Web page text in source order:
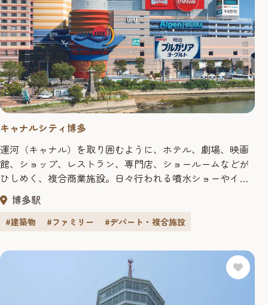
キャナルシティ博多
運河（キャナル）を取り囲むように、ホテル、劇場、映画
館、ショップ、レストラン、専門店、ショールームなどが
ひしめく、複合商業施設。日々行われる噴水ショーやイベ
ントの他、ショッピングに、レジャーに、そしてグルメに
と、ここに来ればとにかく退屈することなし！海外からの
観光客も多い福岡観光では人気のスポットだ。 買う キャナ
設。ファッションから雑...
博多駅
#建築物 #ファミリー #デパート・複合施設